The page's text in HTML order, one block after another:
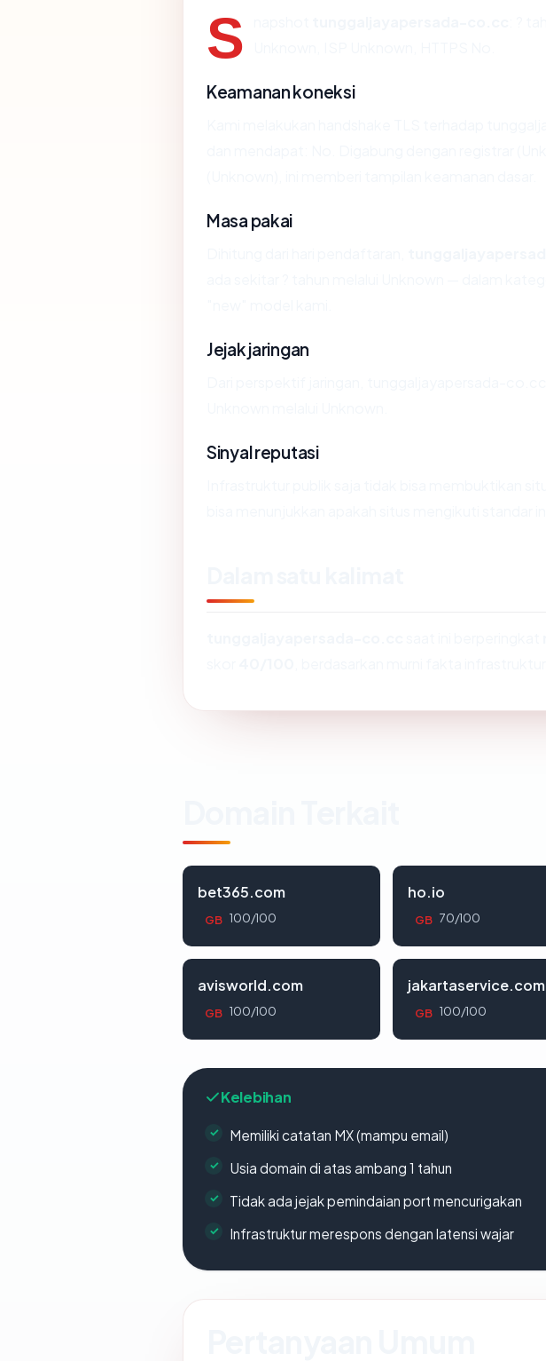
S
Keamanan koneksi
Masa pakai
Jejak jaringan
Sinyal reputasi
bet365.com
GB 100/100
ho.io
GB 70/100
avisworld.com
GB 100/100
jakartaservice.com
GB 100/100
Kelebihan
Memiliki catatan MX (mampu email)
Usia domain di atas ambang 1 tahun
Tidak ada jejak pemindaian port mencurigakan
Infrastruktur merespons dengan latensi wajar